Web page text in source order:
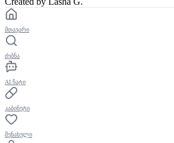
მთავარი
ძებნა
AI ჩატი
კაბინეტი
შენახული